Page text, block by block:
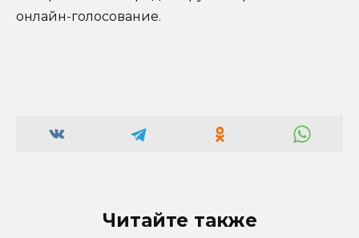
онлайн-голосование.
Читайте также